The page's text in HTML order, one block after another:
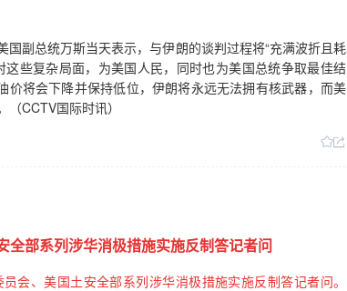
副总统万斯当天表示，与伊朗的谈判过程将“充满波折且耗
这些复杂局面，为美国人民，同时也为美国总统争取最佳结
将会下降并保持低位，伊朗将永远无法拥有核武器，而美
CCTV国际时讯）
全部系列涉华消极措施实施反制答记者问
会、美国土安全部系列涉华消极措施实施反制答记者问。